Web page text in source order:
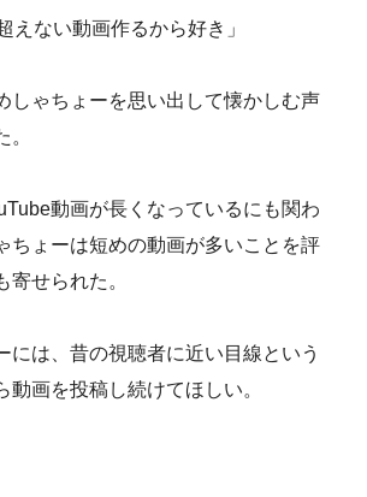
えない動画作るから好き」
しゃちょーを思い出して懐かしむ声
動画が長くなっているにも関わ
ちょーは短めの動画が多いことを評
寄せられた。
には、昔の視聴者に近い目線という
動画を投稿し続けてほしい。